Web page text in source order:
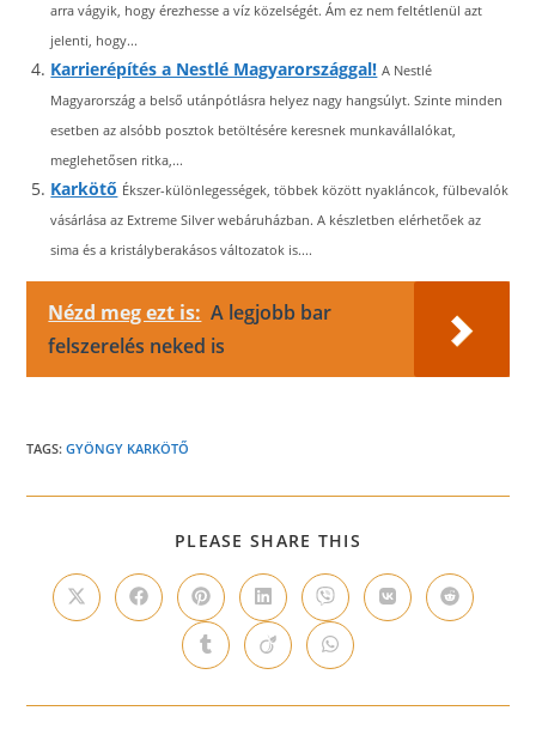
arra vágyik, hogy érezhesse a víz közelségét. Ám ez nem feltétlenül azt
jelenti, hogy...
Karrierépítés a Nestlé Magyarországgal! A Nestlé
Magyarország a belső utánpótlásra helyez nagy hangsúlyt. Szinte minden
esetben az alsóbb posztok betöltésére keresnek munkavállalókat,
meglehetősen ritka,...
Karkötő Ékszer-különlegességek, többek között nyakláncok, fülbevalók
vásárlása az Extreme Silver webáruházban. A készletben elérhetőek az
sima és a kristályberakásos változatok is....
Nézd meg ezt is: A legjobb bar
felszerelés neked is
TAGS:GYÖNGY KARKÖTŐ
PLEASE SHARE THIS
CONTENT
Opens
in
Opens
in
window
Opens
in
a
new
window
Opens
in
a
new
window
Opens
in
a
new
window
Opens
in
Opens
in
Opens
in
new
Opens
in
new
Opens
in
new